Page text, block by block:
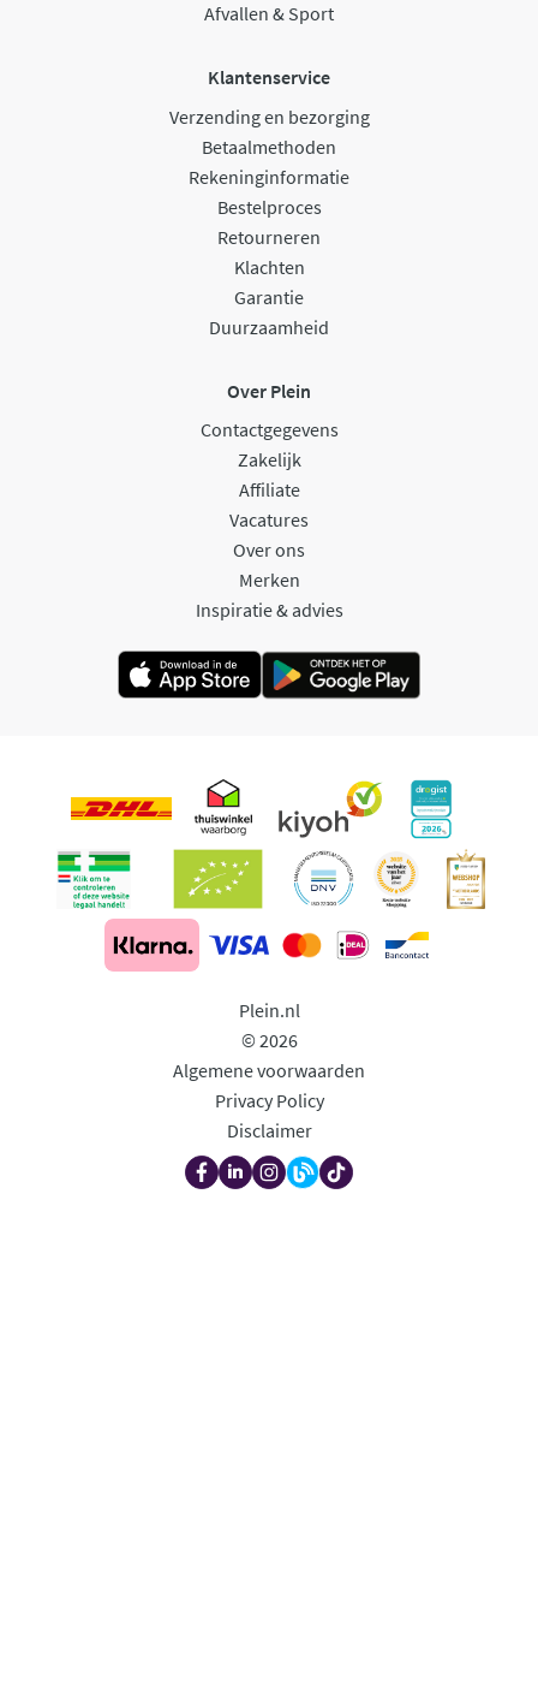
Afvallen & Sport
Klantenservice
Verzending en bezorging
Betaalmethoden
Rekeninginformatie
Bestelproces
Retourneren
Klachten
Garantie
Duurzaamheid
Over Plein
Contactgegevens
Zakelijk
Affiliate
Vacatures
Over ons
Merken
Inspiratie & advies
Plein.nl
© 2026
Algemene voorwaarden
Privacy Policy
Disclaimer